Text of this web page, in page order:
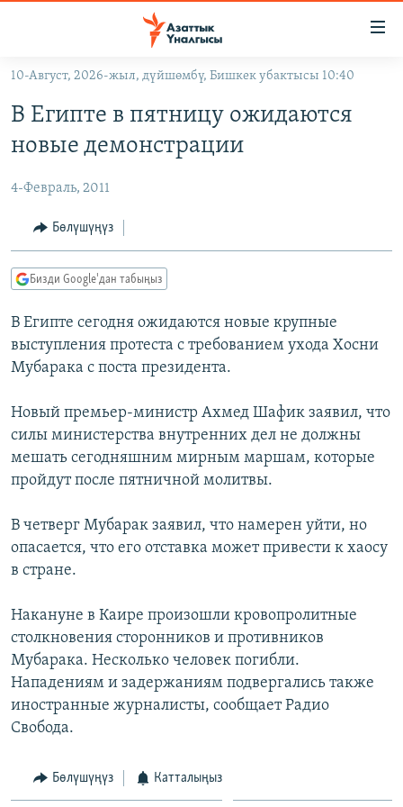
Навигацияга
өтүңүз
салыңыз
САЯСАТ
ЭКОНОМИКА
ДҮЙНӨ
БОРБОР АЗИЯ
УКРАИНА
АТАЙЫН ИЛИКТӨӨ
БҮГҮН АЗАТТЫКТА
ЭКСПЕРТТЕР ТАЛДАЙТ
БИЗ ЖАНА ДҮЙНӨ
ЭЖЕ-СИҢДИЛЕР
АЗАТТЫК+
ЫҢГАЙСЫЗ СУРООЛОР
ПОДКАСТ
ӨЗГӨЧӨ ПИКИР
Русский
ОНЛАЙН ШЕРИНЕ
ЭЕ/АРнун бардык сайттары
10-Август, 2026-жыл, дүйшөмбү, Бишкек убактысы 10:40
В Египте в пятницу ожидаются
новые демонстрации
4-Февраль, 2011
Бөлүшүңүз
Бизди Google'дан табыңыз
В Египте сегодня ожидаются новые крупные
выступления протеста с требованием ухода Хосни
Мубарака с поста президента.
Новый премьер-министр Ахмед Шафик заявил, что
силы министерства внутренних дел не должны
мешать сегодняшним мирным маршам, которые
пройдут после пятничной молитвы.
В четверг Мубарак заявил, что намерен уйти, но
опасается, что его отставка может привести к хаосу
в стране.
Накануне в Каире произошли кровопролитные
столкновения сторонников и противников
Мубарака. Несколько человек погибли.
Нападениям и задержаниям подвергались также
иностранные журналисты, сообщает Радио
Свобода.
Бөлүшүңүз Катталыңыз